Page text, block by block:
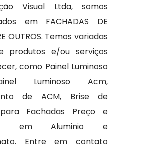
Visual Ltda, somos
em FACHADAS DE
OUTROS. Temos variadas
produtos e/ou serviços
como Painel Luminoso
Luminoso Acm,
de ACM, Brise de
Fachadas Preço e
em Aluminio e
Entre em contato